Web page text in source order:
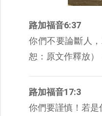
路加福音6:37
你們不要論斷人
恕：原文作釋放）
路加福音17:3
你們要謹慎！若是